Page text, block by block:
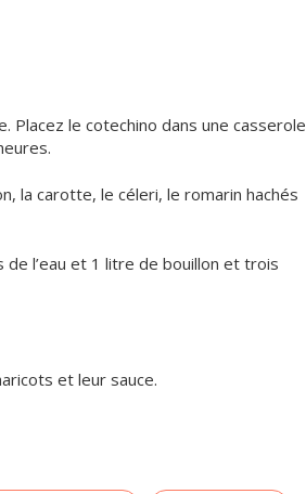
Placez le cotechino dans une casserole
la carotte, le céleri, le romarin hachés
l’eau et 1 litre de bouillon et trois
et leur sauce.